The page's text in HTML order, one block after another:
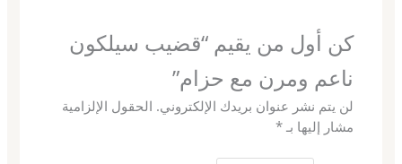
كن أول من يقيم “قضيب سيلكون
ناعم ومرن مع حزام”
لن يتم نشر عنوان بريدك الإلكتروني. الحقول الإلزامية
مشار إليها بـ *